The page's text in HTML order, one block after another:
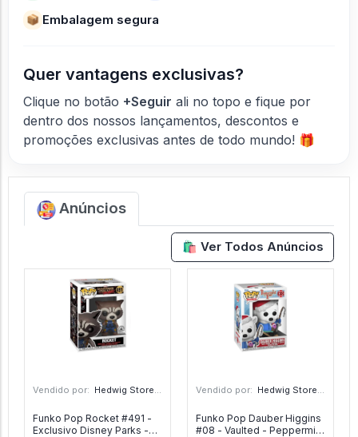
📦 Embalagem segura
Quer vantagens exclusivas?
Clique no botão +Seguir ali no topo e fique por
dentro dos nossos lançamentos, descontos e
promoções exclusivas antes de todo mundo! 🎁
Anúncios
🛍️ Ver Todos Anúncios
Vendido por: Hedwig Store - SP
Funko Pop Rocket #491 -
Exclusivo Disney Parks -
Vendido por: Hedwig Store - SP
Funko Pop Dauber Higgins
#08 - Vaulted - Peppermint